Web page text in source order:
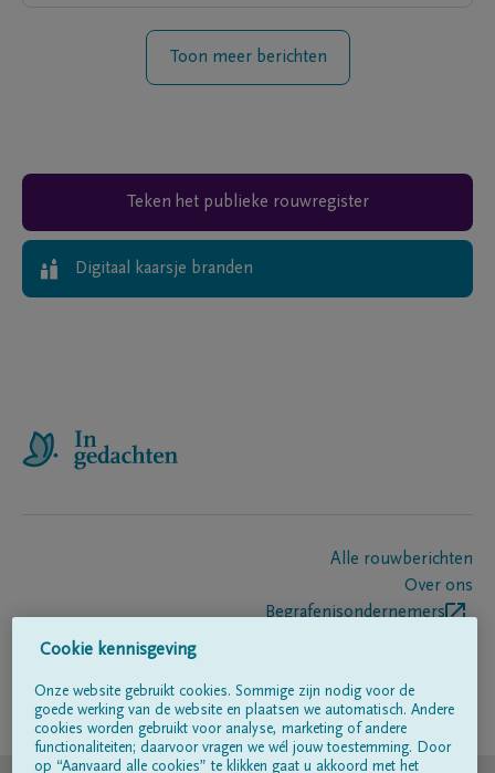
Toon meer berichten
Teken het publieke rouwregister
Digitaal kaarsje branden
Alle rouwberichten
Over ons
Begrafenisondernemers
Volg ons op
Cookie kennisgeving
Onze website gebruikt cookies. Sommige zijn nodig voor de
goede werking van de website en plaatsen we automatisch. Andere
cookies worden gebruikt voor analyse, marketing of andere
functionaliteiten; daarvoor vragen we wél jouw toestemming. Door
op “Aanvaard alle cookies” te klikken gaat u akkoord met het